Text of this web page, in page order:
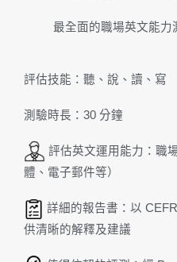
最全面的職場英文能力
評估技能：聽、說、讀、寫
測驗時長：30 分鐘
評估英文運用能力：職
體、電子郵件等）
詳細的報告書：以
供清晰的解釋及建議